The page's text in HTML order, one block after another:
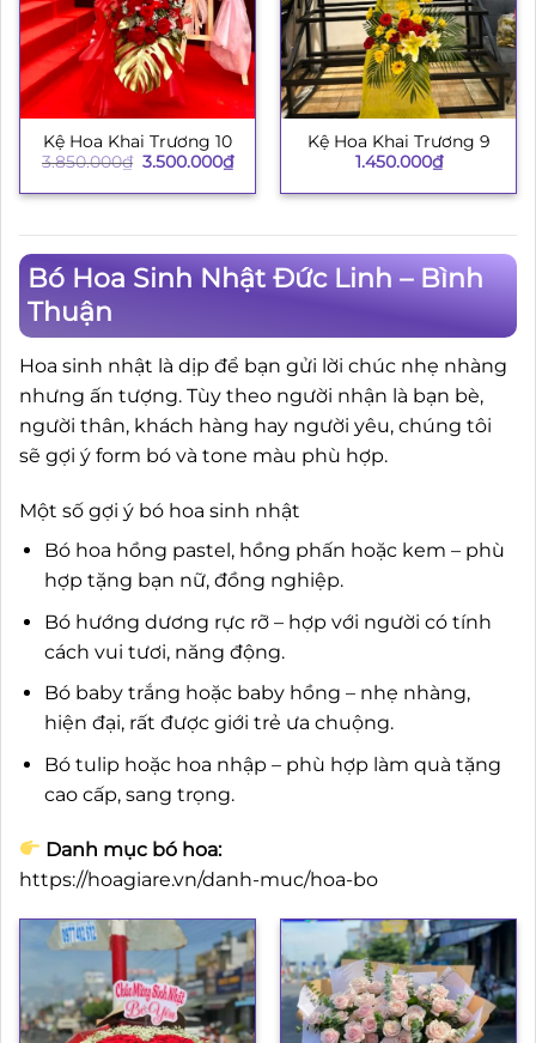
Kệ Hoa Khai Trương 10
3.850.000₫ Giá
là:
3.500.000₫Giá
hiện
tại
Kệ Hoa Khai Trương 9
1.450.000₫
Bó Hoa Sinh Nhật Đức Linh – Bình
Thuận
Hoa sinh nhật là dịp để bạn gửi lời chúc nhẹ nhàng
nhưng ấn tượng. Tùy theo người nhận là bạn bè,
người thân, khách hàng hay người yêu, chúng tôi
sẽ gợi ý form bó và tone màu phù hợp.
Một số gợi ý bó hoa sinh nhật
Bó hoa hồng pastel, hồng phấn hoặc kem – phù
hợp tặng bạn nữ, đồng nghiệp.
Bó hướng dương rực rỡ – hợp với người có tính
cách vui tươi, năng động.
Bó baby trắng hoặc baby hồng – nhẹ nhàng,
hiện đại, rất được giới trẻ ưa chuộng.
Bó tulip hoặc hoa nhập – phù hợp làm quà tặng
cao cấp, sang trọng.
Danh mục bó hoa:
https://hoagiare.vn/danh-muc/hoa-bo